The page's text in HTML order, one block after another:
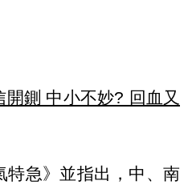
鍘 中小不妙? 回血又
特急》並指出，中、南